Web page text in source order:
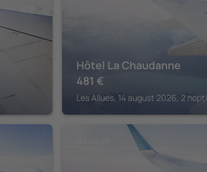
Hôtel La Chaudanne
481 €
Les Allues, 14 august 2026, 2 nopți